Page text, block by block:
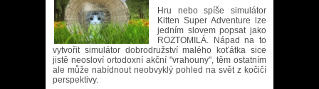
Hru nebo spíše simulátor
Kitten Super Adventure lze
jedním slovem popsat jako
ROZTOMILÁ. Nápad na to
vytvořit simulátor dobrodružství malého koťátka sice
jistě neosloví ortodoxní akční "vrahouny", těm ostatním
ale může nabídnout neobvyklý pohled na svět z kočičí
perspektivy.